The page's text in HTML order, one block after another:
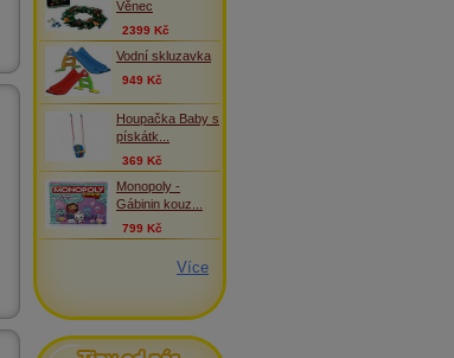
Věnec
2399 Kč
Vodní skluzavka
949 Kč
Houpačka Baby s
pískátk...
369 Kč
Monopoly -
Gábinin kouz...
799 Kč
Více
Tipy od nás